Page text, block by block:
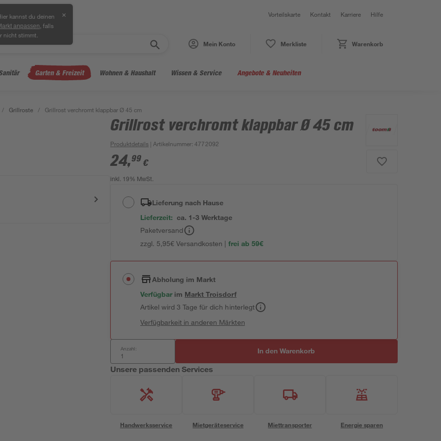
kannst du deinen
anpassen , falls
nicht stimmt.
✕ Vorteilskarte Kontakt Karriere Hilfe
Mein Konto Merkliste Warenkorb
Garten & Freizeit Wohnen & Haushalt Wissen & Service Angebote & Neuheiten
/ Grillroste / Grillrost verchromt klappbar Ø 45 cm
Grillrost verchromt klappbar Ø 45 cm
Produktdetails | Artikelnummer:4772092
24,99 €
inkl. 19% MwSt.
Lieferung nach Hause
Lieferzeit: ca. 1-3 Werktage
Paketversand
zzgl. 5,95€ Versandkosten | frei ab 59€
Abholung im Markt
Verfügbar im MarktTroisdorf
Artikel wird 3 Tage für dich hinterlegt
Verfügbarkeit in anderen Märkten
Anzahl: In den Warenkorb
Unsere passenden Services
Handwerksservice Mietgeräteservice Miettransporter Energie sparen